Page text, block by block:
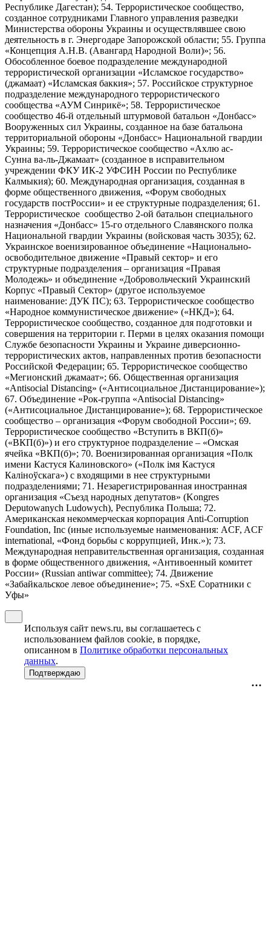
Республике Дагестан); 54. Террористическое сообщество,
созданное сотрудниками Главного управления разведки
Министерства обороны Украины и осуществлявшее свою
деятельность в г. Энергодаре Запорожской области; 55. Группа
«Концепция А.Н.В. (Авангард Народной Воли)»; 56.
Обособленное боевое подразделение международной
террористической организации «Исламское государство»
(джамаат) «Исламская баккия»; 57. Российское структурное
подразделение международного террористического
сообщества «АУМ Синрикё»; 58. Террористическое
сообщество 46-й отдельный штурмовой батальон «Донбасс»
Вооруженных сил Украины, созданное на базе батальона
территориальной обороны «Донбасс» Национальной гвардии
Украины; 59. Террористическое сообщество «Ахлю ас-
Сунна ва-ль-Джамаат» (созданное в исправительном
учреждении ФКУ ИК-2 УФСИН России по Республике
Калмыкия); 60. Международная организация, созданная в
форме общественного движения, «Форум свободных
государств постРоссии» и ее структурные подразделения; 61.
Террористическое сообщество 2-ой батальон специального
назначения «Донбасс» 15-го отдельного Славянского полка
Национальной гвардии Украины (войсковая часть 3035); 62.
Украинское военизированное объединение «Национально-
освободительное движение «Правый сектор» и его
структурные подразделения – организация «Правая
Молодежь» и объединение «Добровольческий Украинский
Корпус «Правый Сектор» (другое используемое
наименование: ДУК ПС); 63. Террористическое сообщество
«Народное коммунистическое движение» («НКД»); 64.
Террористическое сообщество, созданное для подготовки и
совершения на территории г. Перми в целях оказания помощи
Службе безопасности Украины и Украине диверсионно-
террористических актов, направленных против безопасности
Российской Федерации; 65. Террористическое сообщество
«Мегионский джамаат»; 66. Общественная организация
«Antisocial Distancing» («Антисоциальное Дистанцирование»);
67. Объединение «Рок-группа «Antisocial Distancing»
(«Антисоциальное Дистанцирование»); 68. Террористическое
сообщество – организация «Форум свободной России»; 69.
Террористическое сообщество «Вступить в ВКП(б)»
(«ВКП(б)») и его структурное подразделение – «Омская
ячейка «ВКП(б)»; 70. Военизированная организация «Полк
имени Кастуся Калиновского» («Полк iмя Кастуся
Калiноўскага») с входящими в нее структурными
подразделениями; 71. Незарегистрированная иностранная
организация «Съезд народных депутатов» (Kongres
Deputowanych Ludowych), Республика Польша; 72.
Американская некоммерческая корпорация Anti-Corruption
Foundation, Inc (иные используемые наименования: ACF, ACF
international, «Фонд борьбы с коррупцией, Инк.»); 73.
Международная неправительственная организация, созданная
в форме общественного движения, «Антивоенный комитет
России» (Russian antiwar committee); 74. Движение
«Забайкальское левое объединение»; 75. «SxE Соратники с
Уфы»
Используя сайт news.ru, вы соглашаетесь с
использованием файлов cookie, в порядке,
описанном в Политике обработки персональных
данных.
Подтверждаю